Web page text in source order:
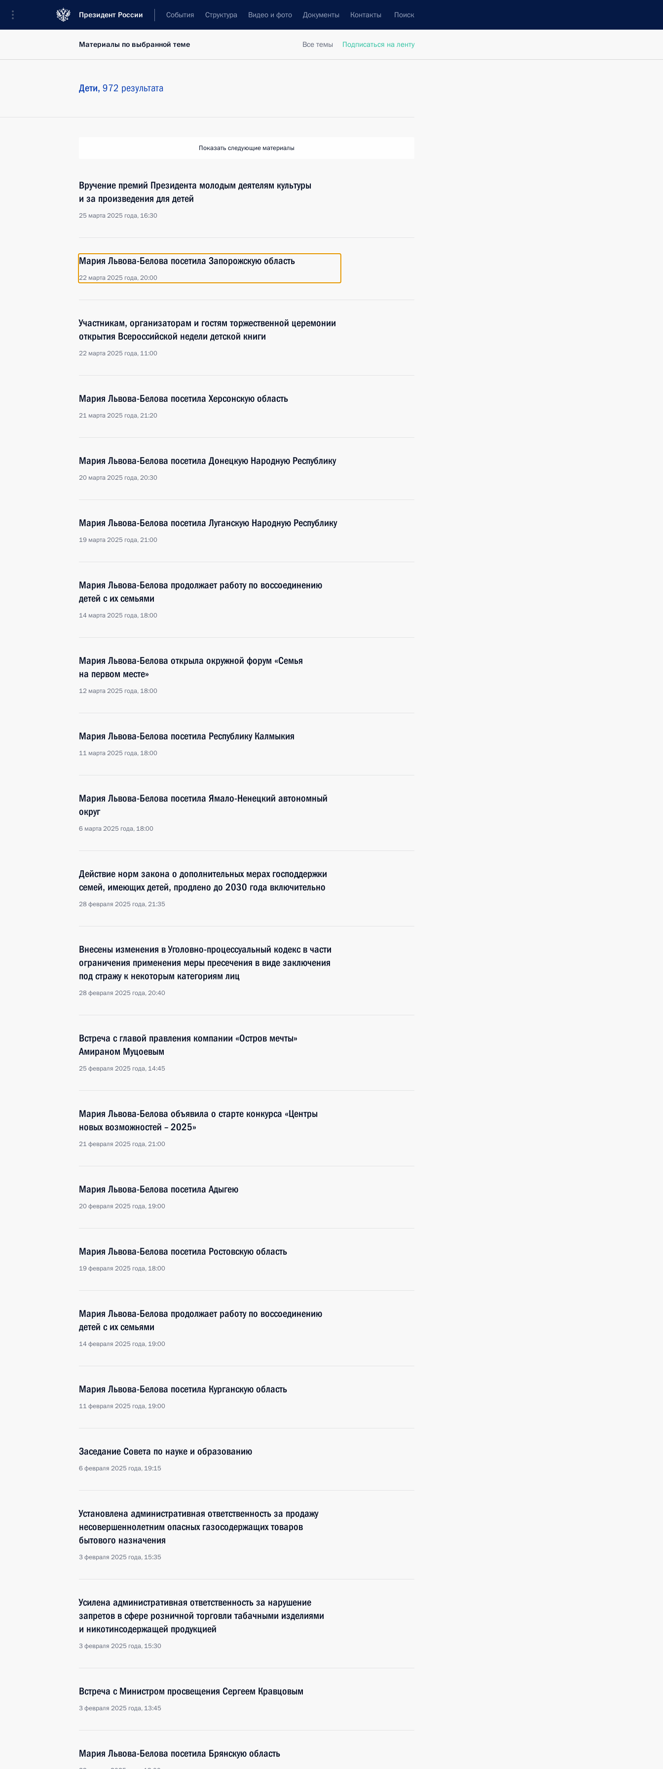
Президент России События Структура Видео и фото Документы Контакты Поиск
Все темы Подписаться на ленту
Материалы по выбранной теме
Дети, 972 результата
Показать следующие материалы
Вручение премий Президента молодым деятелям культуры
и за произведения для детей
25 марта 2025 года, 16:30
Мария Львова-Белова посетила Запорожскую область
22 марта 2025 года, 20:00
Участникам, организаторам и гостям торжественной церемонии
открытия Всероссийской недели детской книги
22 марта 2025 года, 11:00
Мария Львова-Белова посетила Херсонскую область
21 марта 2025 года, 21:20
Мария Львова-Белова посетила Донецкую Народную Республику
20 марта 2025 года, 20:30
Мария Львова-Белова посетила Луганскую Народную Республику
19 марта 2025 года, 21:00
Мария Львова-Белова продолжает работу по воссоединению
детей с их семьями
14 марта 2025 года, 18:00
Мария Львова-Белова открыла окружной форум «Семья
на первом месте»
12 марта 2025 года, 18:00
Мария Львова-Белова посетила Республику Калмыкия
11 марта 2025 года, 18:00
Мария Львова-Белова посетила Ямало-Ненецкий автономный
округ
6 марта 2025 года, 18:00
Действие норм закона о дополнительных мерах господдержки
семей, имеющих детей, продлено до 2030 года включительно
28 февраля 2025 года, 21:35
Внесены изменения в Уголовно-процессуальный кодекс в части
ограничения применения меры пресечения в виде заключения
под стражу к некоторым категориям лиц
28 февраля 2025 года, 20:40
Встреча с главой правления компании «Остров мечты»
Амираном Муцоевым
25 февраля 2025 года, 14:45
Мария Львова-Белова объявила о старте конкурса «Центры
новых возможностей – 2025»
21 февраля 2025 года, 21:00
Мария Львова-Белова посетила Адыгею
20 февраля 2025 года, 19:00
Мария Львова-Белова посетила Ростовскую область
19 февраля 2025 года, 18:00
Мария Львова-Белова продолжает работу по воссоединению
детей с их семьями
14 февраля 2025 года, 19:00
Мария Львова-Белова посетила Курганскую область
11 февраля 2025 года, 19:00
Заседание Совета по науке и образованию
6 февраля 2025 года, 19:15
Установлена административная ответственность за продажу
несовершеннолетним опасных газосодержащих товаров
бытового назначения
3 февраля 2025 года, 15:35
Усилена административная ответственность за нарушение
запретов в сфере розничной торговли табачными изделиями
и никотинсодержащей продукцией
3 февраля 2025 года, 15:30
Встреча с Министром просвещения Сергеем Кравцовым
3 февраля 2025 года, 13:45
Мария Львова-Белова посетила Брянскую область